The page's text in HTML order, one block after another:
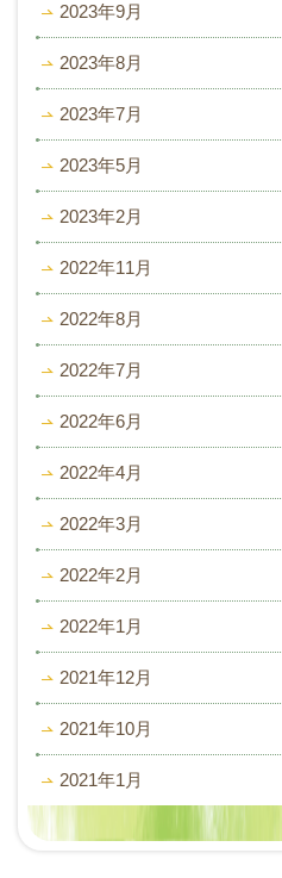
2023年9月
2023年8月
2023年7月
2023年5月
2023年2月
2022年11月
2022年8月
2022年7月
2022年6月
2022年4月
2022年3月
2022年2月
2022年1月
2021年12月
2021年10月
2021年1月